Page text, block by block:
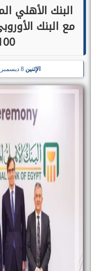
البنك الأهلي
مع البنك
100 مليون
الإثنين 8 ديسمبر 2025